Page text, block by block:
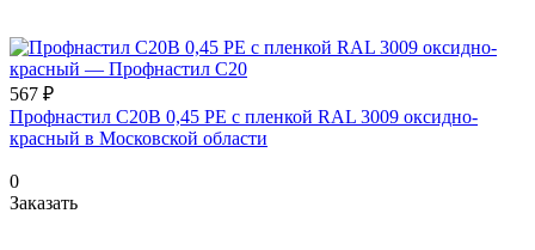
567 ₽
Профнастил С20В 0,45 PE с пленкой RAL 3009 оксидно-
красный в Московской области
0
Заказать